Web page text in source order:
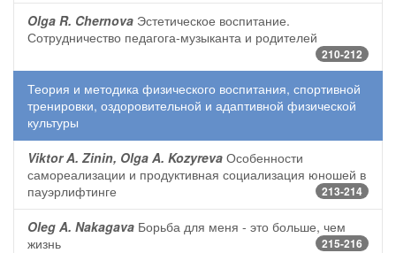
Olga R. Chernova Эстетическое воспитание.
Сотрудничество педагога-музыканта и родителей
210-212
Теория и методика физического воспитания, спортивной
тренировки, оздоровительной и адаптивной физической
культуры
Viktor A. Zinin, Olga A. Kozyreva Особенности
самореализации и продуктивная социализация юношей в
пауэрлифтинге
213-214
Oleg A. Nakagava Борьба для меня - это больше, чем
жизнь
215-216